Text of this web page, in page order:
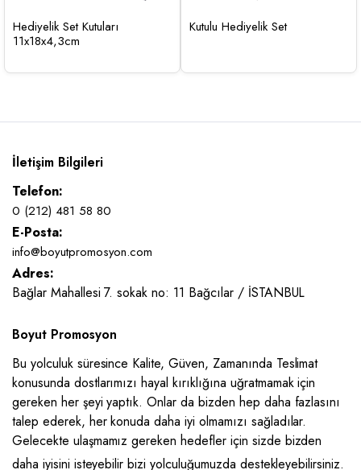
Hediyelik Set Kutuları
11x18x4,3cm
Kutulu Hediyelik Set
İletişim Bilgileri
Telefon:
0 (212) 481 58 80
E-Posta:
info@boyutpromosyon.com
Adres:
Bağlar Mahallesi 7. sokak no: 11 Bağcılar / İSTANBUL
Boyut Promosyon
Bu yolculuk süresince Kalite, Güven, Zamanında Teslimat
konusunda dostlarımızı hayal kırıklığına uğratmamak için
gereken her şeyi yaptık. Onlar da bizden hep daha fazlasını
talep ederek, her konuda daha iyi olmamızı sağladılar.
Gelecekte ulaşmamız gereken hedefler için sizde bizden
daha iyisini isteyebilir bizi yolculuğumuzda destekleyebilirsiniz.